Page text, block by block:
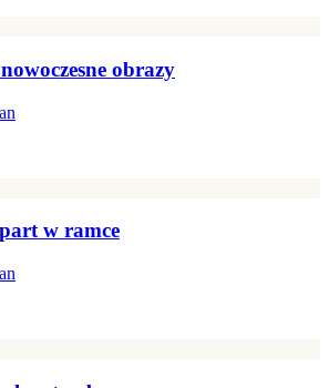
obrazy
w ramce